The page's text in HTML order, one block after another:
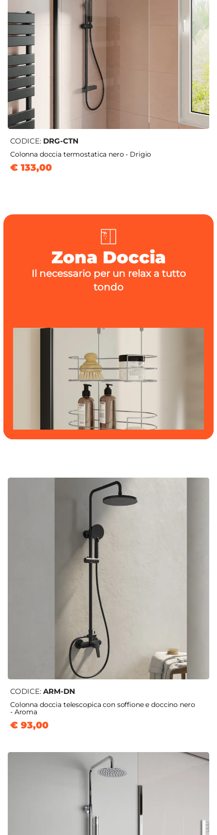
CODICE: DRG-CTN
Colonna doccia termostatica nero - Drigio
€ 133,00
Zona Doccia
Il necessario per un relax a tutto
tondo
CODICE: ARM-DN
Colonna doccia telescopica con soffione e doccino nero
- Aroma
€ 93,00